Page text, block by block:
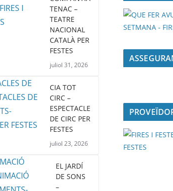
TENAC –
TEATRE
NACIONAL
CATALÀ PER
FESTES
juliol 31, 2026
CIA TOT
CIRC –
ESPECTACLE
DE CIRC PER
FESTES
juliol 23, 2026
EL JARDÍ
DE SONS
–